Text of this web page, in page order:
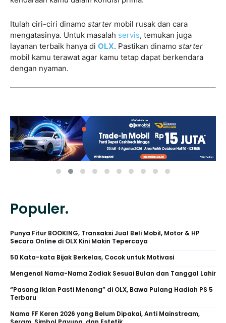
Itulah ciri-ciri dinamo starter mobil rusak dan cara
mengatasinya. Untuk masalah servis, temukan juga
layanan terbaik hanya di OLX. Pastikan dinamo starter
mobil kamu terawat agar kamu tetap dapat berkendara
dengan nyaman.
Populer.
Punya Fitur BOOKING, Transaksi Jual Beli Mobil, Motor & HP
Secara Online di OLX Kini Makin Tepercaya
50 Kata-kata Bijak Berkelas, Cocok untuk Motivasi
Mengenal Nama-Nama Zodiak Sesuai Bulan dan Tanggal Lahir
“Pasang Iklan Pasti Menang” di OLX, Bawa Pulang Hadiah PS 5
Terbaru
Nama FF Keren 2026 yang Belum Dipakai, Anti Mainstream,